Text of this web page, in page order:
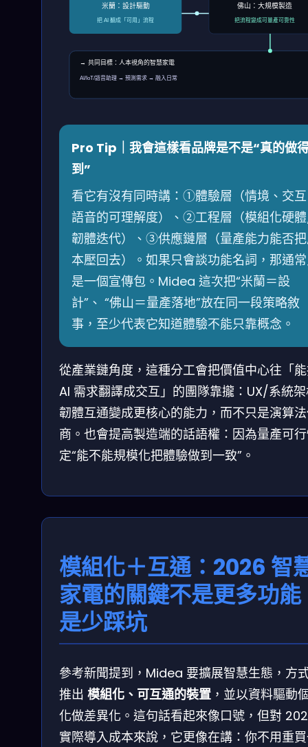
米蘭：設計驅動
把 AI 翻成「可用」流程
佛山：大規模製造
把流程變成可量產可靠性
→ 共同目標：人本視角的智慧家電
AI/IoT/語音助理 → 預測需求 → 融入日常
Pro Tip｜我會這樣看品牌是不是“真的做
到”
看它有沒有同時講：①體驗層（情境、交
語音的可理解度）、②工程層（模組化硬
韌體迭代）、③供應鏈層（量產能力能否
本壓回去）。如果只會談功能名詞，那通
是一個宣傳包。Midea 這次把“米蘭＝設
計”、 “佛山＝量產落地”放在同一段策略敘
事，至少代表它知道體驗不能只靠概念。
從產業鏈角度，這種分工會把價值中心往「
AI 需求翻譯成交互」的團隊靠攏：UX/系統
韌體互通變成更核心的能力，而不只是演算
商。也會提高製造端的話語權：因為量產可
定“能不能規模化把體驗做到一致”。
模組化＋互通：2026 智
家電的關鍵不是更多功能
是少踩坑
參考新聞提到，Midea 要擴展智慧生態，方
推出 模組化、可互通的裝置 ，並以資料驅動
化做差異化。這句話看起來像口號，但對
實際導入成本來說，它更像在講：你不用重